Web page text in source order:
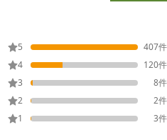
5 407件
4
120件
3
8件
2
2件
1
3件